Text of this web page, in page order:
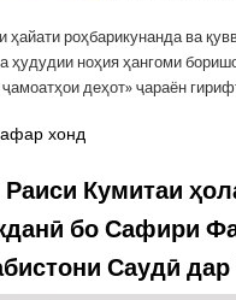
роҳбарикунанда ва
ҳудудии ноҳия ҳангоми
деҳот» ҷараён
мудофиаи гражданӣ
хонд
Кумитаи
бо Сафири
Саудӣ